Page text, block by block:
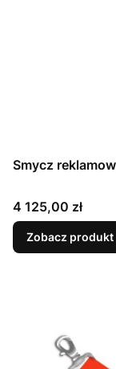
Smycz
Cena
4 125,00 zł
Zobacz produkt